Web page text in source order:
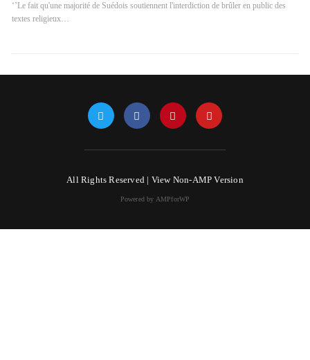
‘’Le fait qu'une majorité de Suédois soutiennent l'interdiction de brûler en public des
textes religieux…
All Rights Reserved | View Non-AMP Version
Powered by AMPforWP